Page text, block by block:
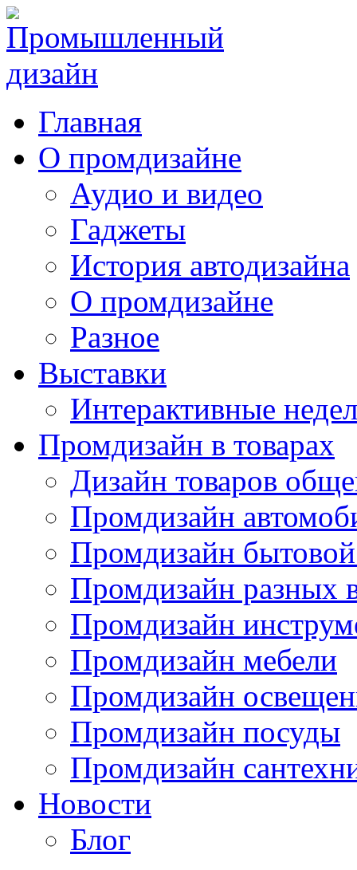
Главная
О промдизайне
Аудио и видео
Гаджеты
История автодизайна
О промдизайне
Разное
Выставки
Интерактивные
Промдизайн в товарах
Дизайн товаров
Промдизайн
Промдизайн
Промдизайн разных
Промдизайн
Промдизайн мебели
Промдизайн
Промдизайн посуды
Промдизайн
Новости
Блог